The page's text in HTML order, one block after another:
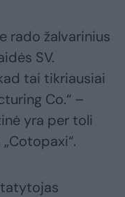
rado žalvarinius
SV.
tai tikriausiai
Co.“ –
yra per toli